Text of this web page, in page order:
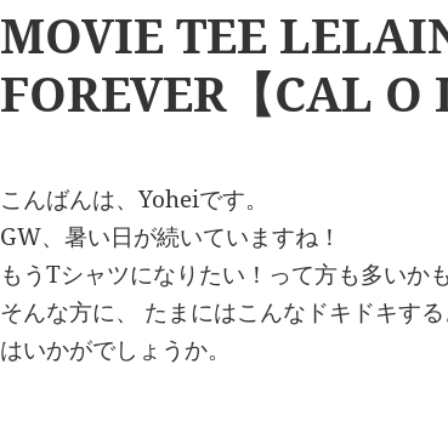
MOVIE TEE
FOREVER【CAL O
こんばんは、Yoheiです。
GW、暑い日が続いていますね！
もうTシャツになりたい！って方も多いか
そんな方に、 たまにはこんなドキドキす
はいかがでしょうか。